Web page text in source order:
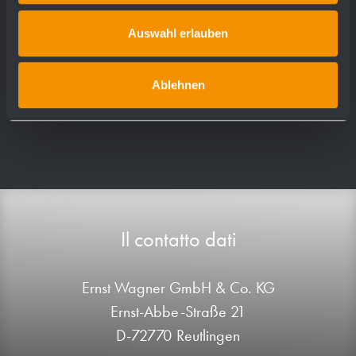
Auswahl erlauben
Ablehnen
Il contatto dati
Ernst Wagner GmbH & Co. KG
Ernst-Abbe-Straße 21
D-72770 Reutlingen